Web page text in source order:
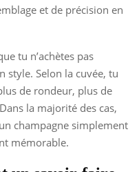
et de précision en
tu n’achètes pas
style. Selon la cuvée, tu
de rondeur, plus de
la majorité des cas,
champagne simplement
mémorable.